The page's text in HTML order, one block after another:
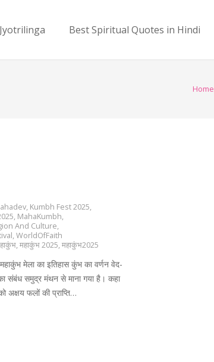
Best Spiritual Quotes in Hindi
Home
, Kumbh Fest 2025,
, MahaKumbh,
And Culture,
,WorldOfFaith
,महाकुंभ 2025,महाकुंभ2025
मेला का इतिहास कुंभ का वर्णन वेद-
संबंध समुद्र मंथन से माना गया है। कहा
अक्षय फलों की प्राप्ति…